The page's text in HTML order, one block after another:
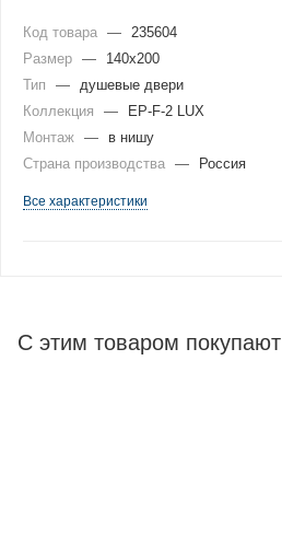
Код товара —
235604
Размер —
140x200
Тип
—
душевые двери
Коллекция
—
EP-F-2 LUX
Монтаж —
в нишу
Страна производства — Россия
Все характеристики
С этим товаром покупают